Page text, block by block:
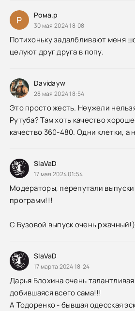
Р Рома.р
30 мая 2024 18:08
Потихоньку задалбливают меня
целуют друг друга в попу.
Davidayw
28 мая 2024 18:54
Это просто жесть. Неужели
Рутуба? Там хоть качество
качество 360-480. Одни клетки, а
SlaVaD
17 мая 2024 01:54
Модераторы, перепутали
программ!!!
С Бузовой выпуск очень
SlaVaD
17 марта 2024 18:24
Дарья Блохина очень
добившаяся всего сама!!!
А Тодоренко - бывшая одесская